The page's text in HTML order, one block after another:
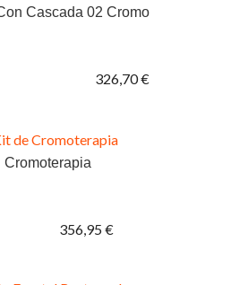
Cascada 02 Cromo
326,70 €
Cromoterapia
356,95 €